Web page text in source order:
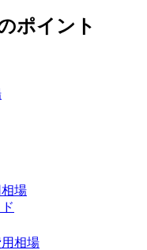
ポイント
場
相場